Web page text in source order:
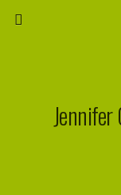
Jennifer